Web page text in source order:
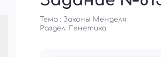
Тема : Законы Менделя
Раздел:
Генетика